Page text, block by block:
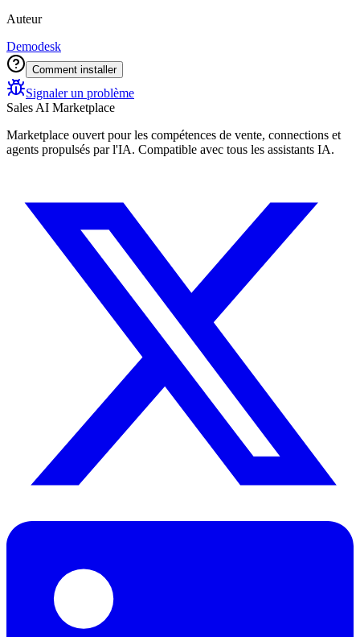
Auteur
Demodesk
Comment installer
Signaler un problème
Sales AI Marketplace
Marketplace ouvert pour les compétences de vente, connections et
agents propulsés par l'IA. Compatible avec tous les assistants IA.